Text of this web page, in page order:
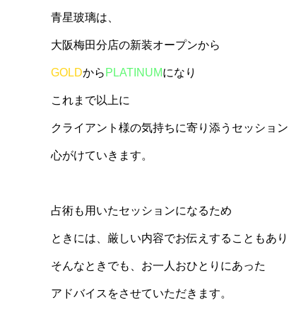
青星玻璃は、
大阪梅田分店の新装オープンから
GOLDから PLATINUMになり
これまで以上に
クライアント様の気持ちに寄り添うセッショ
心がけていきます。
占術も用いたセッションになるため
ときには、厳しい内容でお伝えすることもあり
そんなときでも、お一人おひとりにあった
アドバイスをさせていただきます。